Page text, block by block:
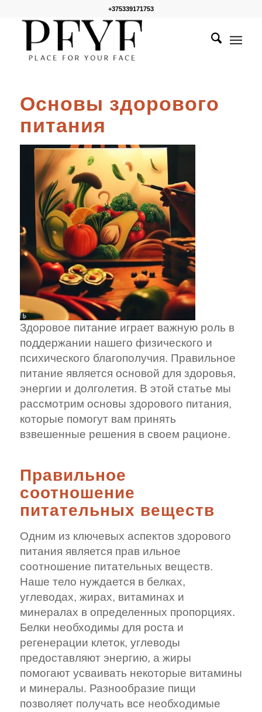
+375339171753
Основы здорового
питания
Здоровое питание играет важную роль в
поддержании нашего физического и
психического благополучия. Правильное
питание является основой для здоровья,
энергии и долголетия. В этой статье мы
рассмотрим основы здорового питания,
которые помогут вам принять
взвешенные решения в своем рационе.
Правильное
соотношение
питательных веществ
Одним из ключевых аспектов здорового
питания является прав ильное
соотношение питательных веществ.
Наше тело нуждается в белках,
углеводах, жирах, витаминах и
минералах в определенных пропорциях.
Белки необходимы для роста и
регенерации клеток, углеводы
предоставляют энергию, а жиры
помогают усваивать некоторые витамины
и минералы. Разнообразие пищи
позволяет получать все необходимые